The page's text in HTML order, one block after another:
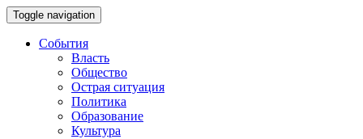
Toggle navigation
События
Власть
Общество
Острая ситуация
Политика
Образование
Культура